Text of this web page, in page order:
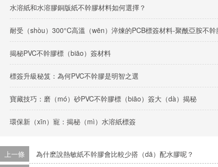
水溶紙和水溶膠銅版紙不幹膠材料如何選擇？
耐受（shòu）300°C高溫（wēn）淬煉的PCB標簽材料-聚酰亞胺不幹
揭秘PVC不幹膠標（biāo）簽材料
標簽升級秘笈：為何PVC不幹膠是明智之選
寶藏技巧：磨（mó）砂PVC不幹膠標（biāo）簽大（dà）揭秘
環保新（xīn）寵：揭秘（mì）水溶紙標簽
上一條
為什麽說熱敏紙不幹膠會比較少搭（dā）配水膠呢？